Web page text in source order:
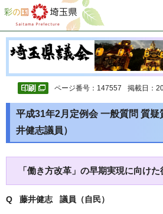
彩の国 埼玉県
ページ番号：147557 掲載日：
平成31年2月定例会 一般質問 質
井健志議員）
「働き方改革」の早期実現に向け
Q 藤井健志 議員（自民）